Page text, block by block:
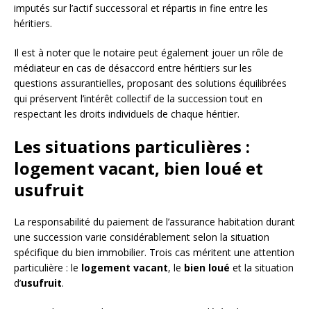
imputés sur l’actif successoral et répartis in fine entre les
héritiers.
Il est à noter que le notaire peut également jouer un rôle de
médiateur en cas de désaccord entre héritiers sur les
questions assurantielles, proposant des solutions équilibrées
qui préservent l’intérêt collectif de la succession tout en
respectant les droits individuels de chaque héritier.
Les situations particulières :
logement vacant, bien loué et
usufruit
La responsabilité du paiement de l’assurance habitation durant
une succession varie considérablement selon la situation
spécifique du bien immobilier. Trois cas méritent une attention
particulière : le logement vacant, le bien loué et la situation
d’usufruit.